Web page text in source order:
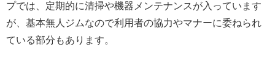
プでは、定期的に清掃や機器メンテナンスが入っています
が、基本無人ジムなので利用者の協力やマナーに委ねられ
ている部分もあります。